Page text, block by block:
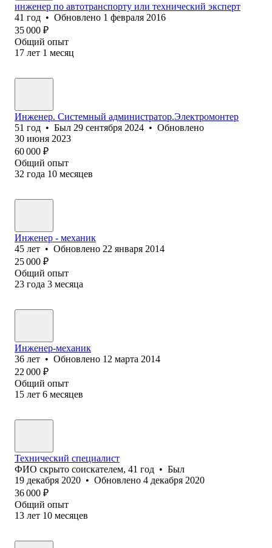
инженер по автотранспорту или технический эксперт
41 год • Обновлено 1 февраля 2016
35 000 ₽
Общий опыт
17 лет 1 месяц
Инженер. Системный администратор.Электромонтер
51 год • Был 29 сентября 2024 • Обновлено
30 июня 2023
60 000 ₽
Общий опыт
32 года 10 месяцев
Инженер - механик
45 лет • Обновлено 22 января 2014
25 000 ₽
Общий опыт
23 года 3 месяца
Инженер-механик
36 лет • Обновлено 12 марта 2014
22 000 ₽
Общий опыт
15 лет 6 месяцев
Технический специалист
ФИО скрыто соискателем, 41 год • Был
19 декабря 2020 • Обновлено 4 декабря 2020
36 000 ₽
Общий опыт
13 лет 10 месяцев